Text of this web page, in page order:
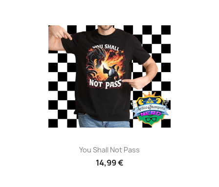
You Shall Not Pass
14,99 €